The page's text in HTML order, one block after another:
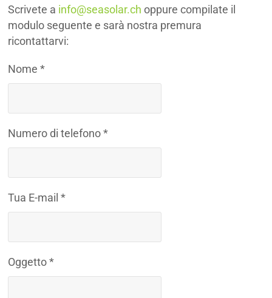
Scrivete a info@seasolar.ch oppure compilate il
modulo seguente e sarà nostra premura
ricontattarvi:
Nome *
Numero di telefono *
Tua E-mail *
Oggetto *